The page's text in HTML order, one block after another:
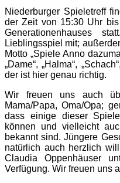
Niederburger Spieletreff
der Zeit von 15:30 Uhr
Generationenhauses
Lieblingsspiel mit;
Motto „Spiele Anno
„Dame“, „Halma“,
der ist hier genau richtig.
Wir freuen uns auch
Mama/Papa, Oma/Opa;
dass einige dieser
können und vielleicht
bekannt sind. Jüngere
natürlich auch herzlich
Claudia Oppenhäuser
Verfügung. Wir freuen uns